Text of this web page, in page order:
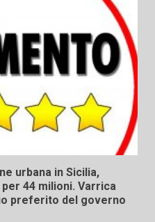
urbana in Sicilia,
44 milioni. Varrica
preferito del governo